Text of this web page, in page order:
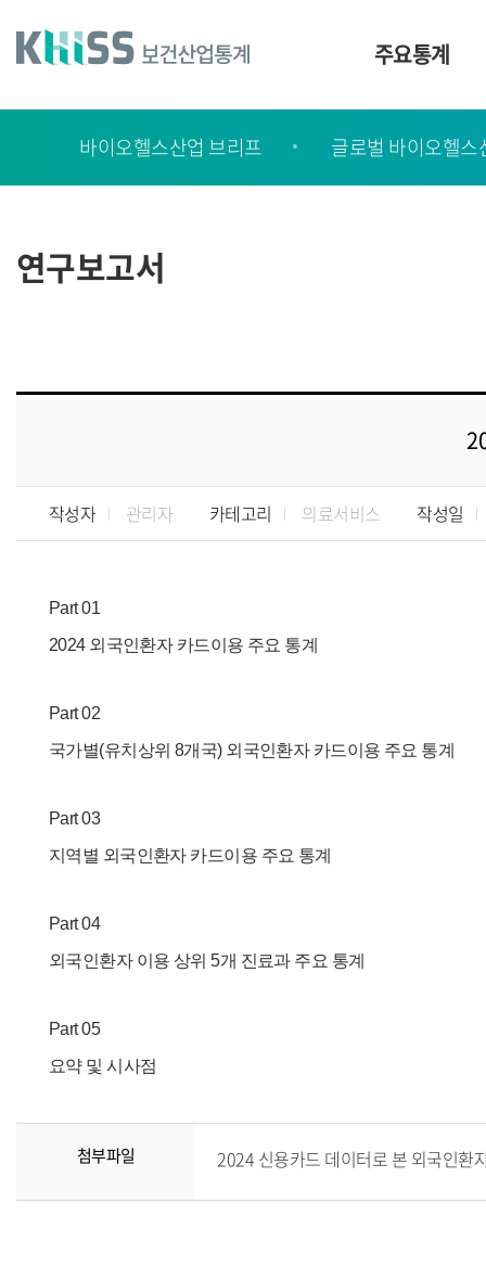
건
주요통계
서
간
행
바이오헬스산업 브리프 글로벌 바이오헬스
연구보고서
작성자 관리자 카테고리 의료서비스 작성일
Part 01
2024 외국인환자 카드이용 주요 통계
Part 02
국가별(유치상위 8개국) 외국인환자 카드이용 주요 통계
Part 03
지역별 외국인환자 카드이용 주요 통계
Part 04
외국인환자 이용 상위 5개 진료과 주요 통계
Part 05
요약 및 시사점
첨부파일 2024 신용카드 데이터로 본 외국인